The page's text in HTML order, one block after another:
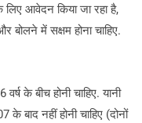
आवेदन किया जा रहा है,
बोलने में सक्षम होना चाहिए.
के बीच होनी चाहिए. यानी
नहीं होनी चाहिए (दोनों